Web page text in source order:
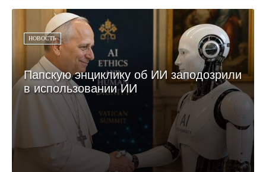
НОВОСТЬ
Папскую энциклику об ИИ заподозрили
в использовании ИИ